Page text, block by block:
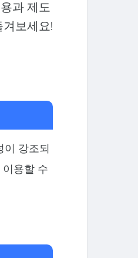
과 제도
보세요!
이 강조되
용할 수